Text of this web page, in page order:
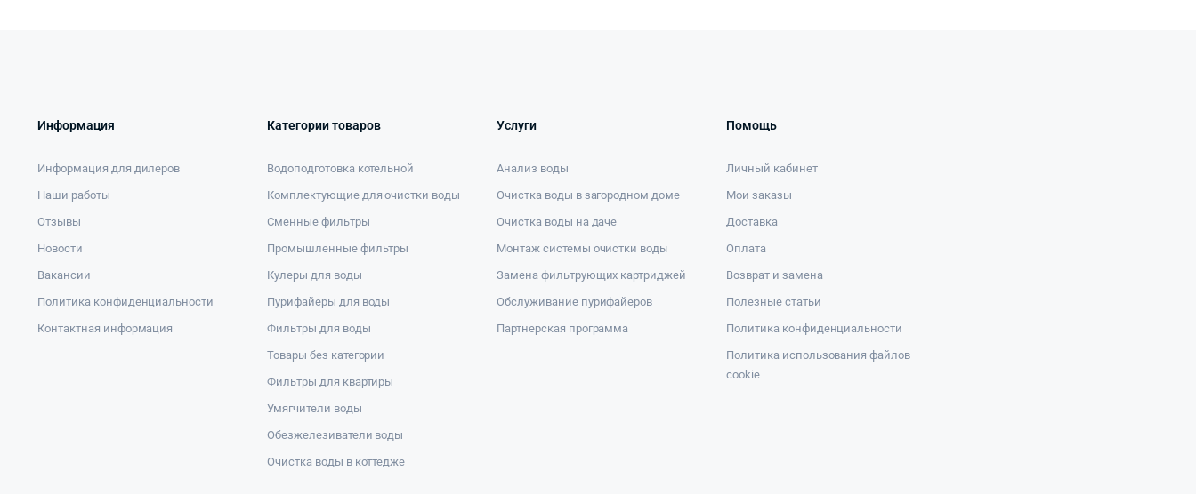
Информация
Информация для дилеров
Наши работы
Отзывы
Новости
Вакансии
Политика конфиденциальности
Контактная информация
Категории товаров
Водоподготовка котельной
Комплектующие для очистки воды
Сменные фильтры
Промышленные фильтры
Кулеры для воды
Пурифайеры для воды
Фильтры для воды
Товары без категории
Фильтры для квартиры
Умягчители воды
Обезжелезиватели воды
Очистка воды в коттедже
Услуги
Анализ воды
Очистка воды в загородном доме
Очистка воды на даче
Монтаж системы очистки воды
Замена фильтрующих картриджей
Обслуживание пурифайеров
Партнерская программа
Помощь
Личный кабинет
Мои заказы
Доставка
Оплата
Возврат и замена
Полезные статьи
Политика конфиденциальности
Политика использования файлов
cookie